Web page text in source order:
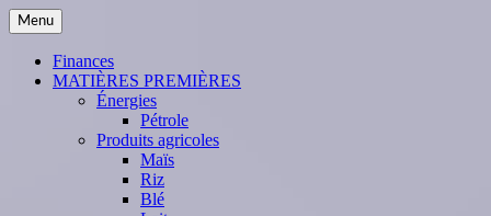
Skip
to
content
Menu
Finances
MATIÈRES PREMIÈRES
Énergies
Pétrole
Produits agricoles
Maïs
Riz
Blé